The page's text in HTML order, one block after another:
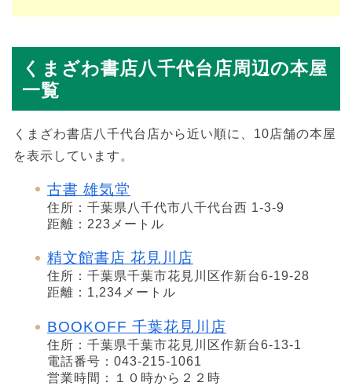
くまざわ書店八千代台店周辺の本屋
一覧
くまざわ書店八千代台店から近い順に、10店舗の本屋
を表示しています。
古書 雄気堂
住所：千葉県八千代市八千代台西 1-3-9
距離：223メートル
精文館書店 花見川店
住所：千葉県千葉市花見川区作新台6-19-28
距離：1,234メートル
BOOKOFF 千葉花見川店
住所：千葉県千葉市花見川区作新台6-13-1
電話番号：043-215-1061
営業時間：１０時から２２時